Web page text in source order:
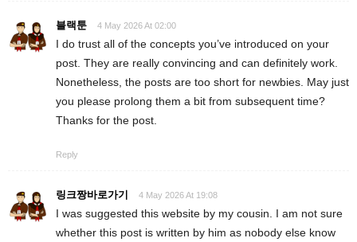
블랙툰 4 May 2026 At 02:00
I do trust all of the concepts you’ve introduced on your
post. They are really convincing and can definitely work.
Nonetheless, the posts are too short for newbies. May just
you please prolong them a bit from subsequent time?
Thanks for the post.
Reply
링크짱바로가기 4 May 2026 At 19:08
I was suggested this website by my cousin. I am not sure
whether this post is written by him as nobody else know